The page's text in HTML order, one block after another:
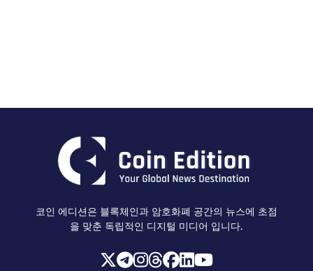
코인 에디션은 블록체인과 암호화폐 공간의 뉴스에 초점
을 맞춘 독립적인 디지털 미디어 입니다.